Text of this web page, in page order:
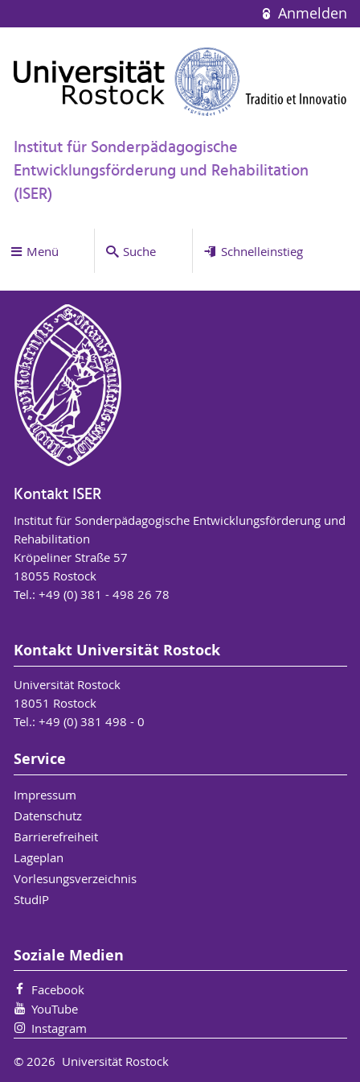
Anmelden
Institut für Sonderpädagogische
Entwicklungsförderung und Rehabilitation
(ISER)
Menü Suche Schnelleinstieg
Kontakt ISER
Institut für Sonderpädagogische Entwicklungsförderung und
Rehabilitation
Kröpeliner Straße 57
18055 Rostock
Tel.: +49 (0) 381 - 498 26 78
Kontakt Universität Rostock
Universität Rostock
18051 Rostock
Tel.: +49 (0) 381 498 - 0
Service
Impressum
Datenschutz
Barrierefreiheit
Lageplan
Vorlesungsverzeichnis
StudIP
Soziale Medien
Facebook
YouTube
Instagram
© 2026 Universität Rostock